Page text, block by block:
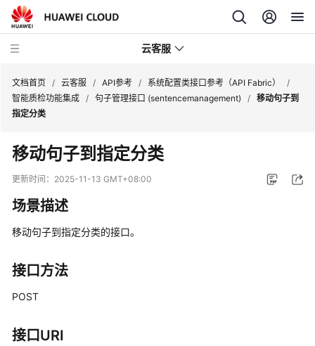
云客服
介
绍
快
入
户
南
文档首页 / 云客服 / API参考 / 系统配置类接口参考（API Fabric）
/
智能质检功能集成 / 句子管理接口 (sentencemanagement) / 移动句子到
指定分类
移动句子到指定分类
更新时间： 2025-11-13 GMT+08:00
场景描述
移动句子到指定分类的接口。
接口方法
POST
接口URI